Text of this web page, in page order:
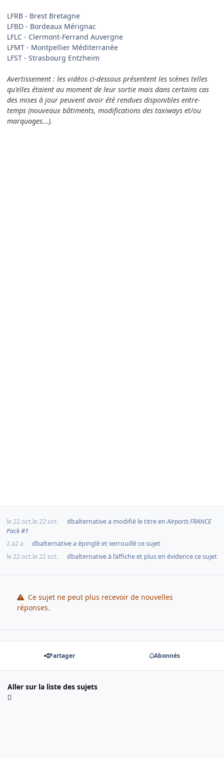
LFRB - Brest Bretagne
LFBD - Bordeaux Mérignac
LFLC - Clermont-Ferrand Auvergne
LFMT - Montpellier Méditerranée
LFST - Strasbourg Entzheim
Avertissement : les vidéos ci-dessous présentent les scènes telles
qu'elles étaient au moment de leur sortie mais dans certains cas
des mises à jour peuvent avoir été rendues disponibles entre-
temps (nouveaux bâtiments, modifications des taxiways et/ou
marquages...).
le 22 oct.le 22 oct. dbalternativea modifié le titre enAirports FRANCE
Pack #1
2 a2 a dbalternativea épinglé et verrouillé ce sujet
le 22 oct.le 22 oct. dbalternativeà l’affiche et plus en évidence ce sujet
Ce sujet ne peut plus recevoir de nouvelles
réponses.
Partager Abonnés
Aller sur la liste des sujets